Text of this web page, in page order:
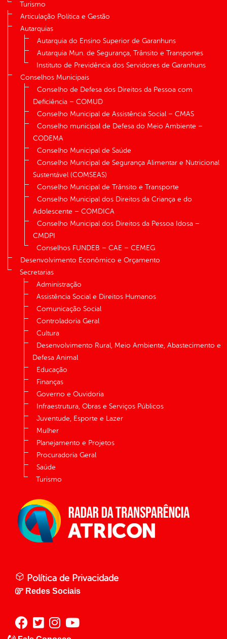
Turismo
Articulação Política e Gestão
Autarquias
Autarquia do Ensino Superior de Garanhuns
Autarquia Mun. de Segurança, Trânsito e Transportes
Instituto de Previdência dos Servidores de Garanhuns
Conselhos Municipais
Conselho de Defesa dos Direitos da Pessoa com
Deficiência – COMUD
Conselho Municipal de Assistência Social – CMAS
Conselho municipal de Defesa do Meio Ambiente –
CODEMA
Conselho Municipal de Saúde
Conselho Municipal de Segurança Alimentar e Nutricional
Sustentável (COMSEAS)
Conselho Municipal de Trânsito e Transporte
Conselho Municipal dos Direitos da Criança e do
Adolescente – COMDICA
Conselho Municipal dos Direitos da Pessoa Idosa –
CMDPI
Conselhos FUNDEB – CAE – CEMEG
Desenvolvimento Econômico e Orçamento
Secretarias
Administração
Assistência Social e Direitos Humanos
Comunicação Social
Controladoria Geral
Cultura
Desenvolvimento Rural, Meio Ambiente, Abastecimento e
Defesa Animal
Educação
Finanças
Governo e Ouvidoria
Infraestrutura, Obras e Serviços Públicos
Juventude, Esporte e Lazer
Mulher
Planejamento e Projetos
Procuradoria Geral
Saúde
Turismo
Política de Privacidade
Redes Sociais